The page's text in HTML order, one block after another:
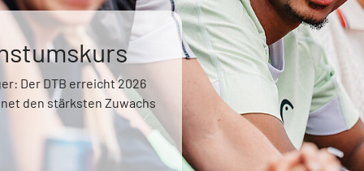
seit 2. August 2026 neue
und auf dem aktuellen